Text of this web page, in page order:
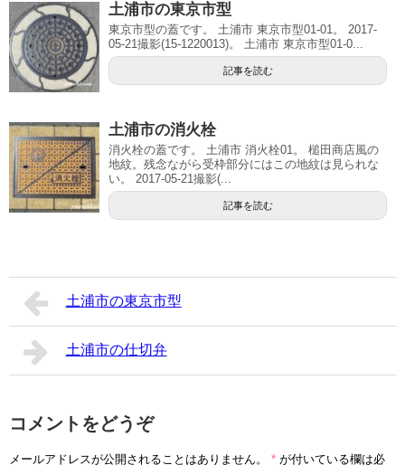
土浦市の東京市型
東京市型の蓋です。 土浦市 東京市型01-01。 2017-
05-21撮影(15-1220013)。 土浦市 東京市型01-0...
記事を読む
土浦市の消火栓
消火栓の蓋です。 土浦市 消火栓01。 槌田商店風の
地紋。残念ながら受枠部分にはこの地紋は見られな
い。 2017-05-21撮影(...
記事を読む
土浦市の東京市型
土浦市の仕切弁
コメントをどうぞ
メールアドレスが公開されることはありません。 * が付いている欄は必